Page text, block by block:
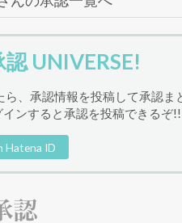
UNIVERSE!
ら、承認情報を投稿して承認ま
ンすると承認を投稿できるぞ
Hatena ID